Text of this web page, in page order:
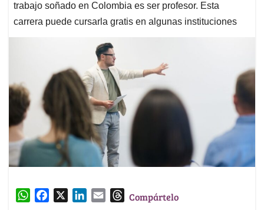
trabajo soñado en Colombia es ser profesor. Esta
carrera puede cursarla gratis en algunas instituciones
W
TCompártelo